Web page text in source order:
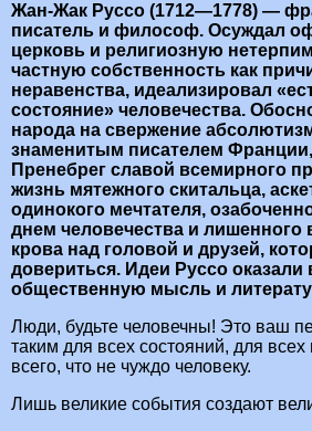
Жан-Жак Руссо (1712—1778) —
писатель и философ. Осуждал
церковь и религиозную
частную собственность как
неравенства, идеализировал
состояние» человечества.
народа на свержение
знаменитым писателем
Пренебрег славой всемирного
жизнь мятежного скитальца,
одинокого мечтателя,
днем человечества и лишенного
крова над головой и друзей,
довериться. Идеи Руссо оказали
общественную мысль и
Люди, будьте человечны! Это ваш
таким для всех состояний, для всех
всего, что не чуждо человеку.
Лишь великие события создают